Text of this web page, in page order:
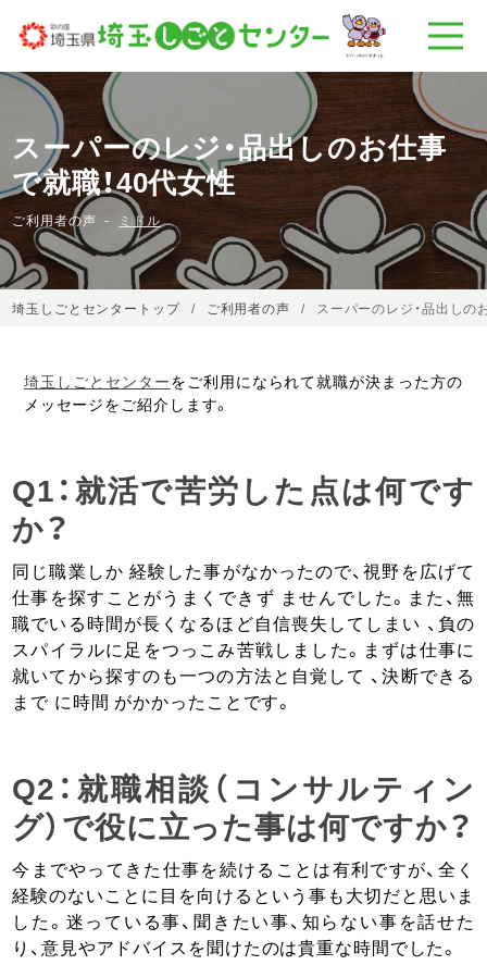
スーパーのレジ・品出しのお仕事
で就職！40代女性
ご利用者の声 ミドル
埼玉しごとセンタートップ ご利用者の声 スーパーのレジ・品出しの
埼玉しごとセンターをご利用になられて就職が決まった方の
メッセージをご紹介します。
Q1：就活で苦労した点は何です
か？
同じ職業しか 経験した事がなかったので、視野を広げて
仕事を探すことがうまくできず ませんでした。また、無
職でいる時間が長くなるほど自信喪失してしまい 、負の
スパイラルに足をつっこみ苦戦しました。まずは仕事に
就いてから探すのも一つの方法と自覚して 、決断できる
まで に時間 がかかったことです。
Q2：就職相談（コンサルティン
グ）で役に立った事は何ですか？
今までやってきた仕事を続けることは有利ですが、全く
経験のないことに目を向けるという事も大切だと思いま
した。迷っている事、聞きたい事、知らない事を話せた
り、意見やアドバイスを聞けたのは貴重な時間でした。